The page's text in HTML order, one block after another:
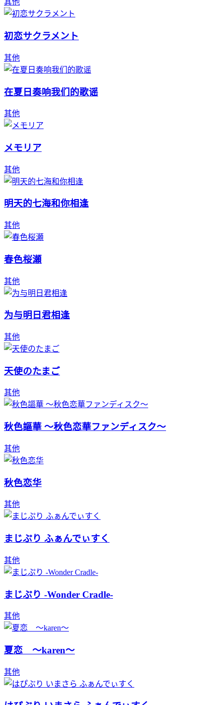
其他
初恋サクラメント
其他
在夏日奏响我们的歌谣
其他
メモリア
其他
明天的七海和你相逢
其他
春色桜瀬
其他
为与明日君相逢
其他
天使のたまご
其他
秋色謳華 ～秋色恋華ファンディスク～
其他
秋色恋华
其他
まじぷり ふぁんでぃすく
其他
まじぷり -Wonder Cradle-
其他
夏恋 ～karen～
其他